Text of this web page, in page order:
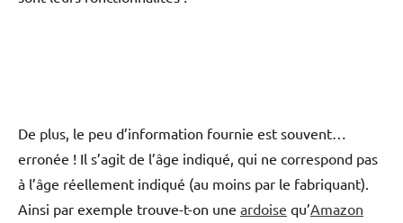
De plus, le peu d’information fournie est souvent…
erronée ! Il s’agit de l’âge indiqué, qui ne correspond pas
à l’âge réellement indiqué (au moins par le fabriquant).
Ainsi par exemple trouve-t-on une ardoise qu’Amazon